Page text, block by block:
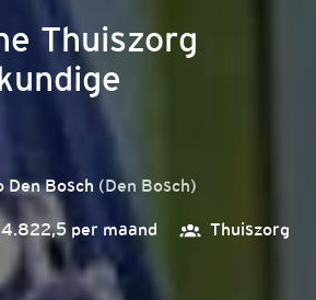
Thuiszorg
Den Bosch (Den Bosch)
per maand Thuiszorg